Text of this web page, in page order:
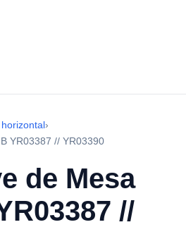
›
YR03387 // YR03390
de Mesa
//